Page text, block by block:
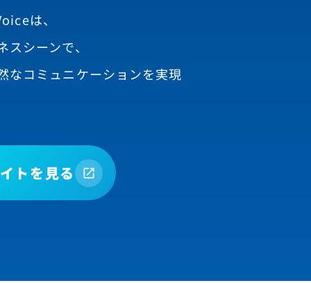
は、
シーンで、
なコミュニケーションを実現
トを見る